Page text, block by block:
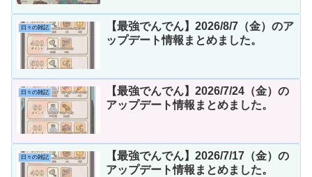
日々の雑記
【最強でんでん】2026/8/7（金）のア
ップデート情報まとめました。
日々の雑記
【最強でんでん】2026/7/24（金）の
アップデート情報まとめました。
日々の雑記
【最強でんでん】2026/7/17（金）の
アップデート情報まとめました。